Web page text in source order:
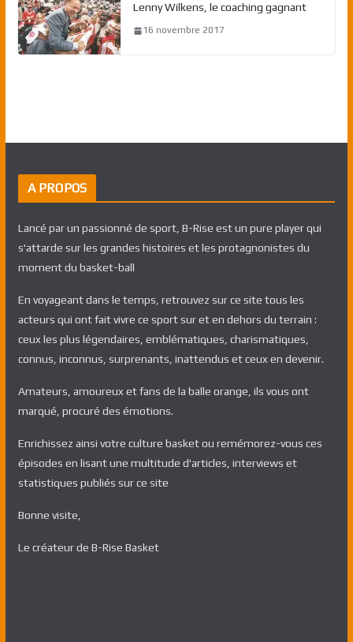
Lenny Wilkens, le coaching gagnant
16 novembre 2017
A PROPOS
Lancé par un passionné de sport, B-Rise est un pure player qui
s'attarde sur les grandes histoires et les protagnonistes du
moment du basket-ball
En voyageant dans le temps, retrouvez sur ce site tous les
acteurs qui ont fait vivre ce sport sur et en dehors du terrain :
ceux les plus légendaires, emblématiques, charismatiques,
connus, inconnus, surprenants, inattendus et ceux en devenir.
Amateurs, amoureux et fans de la balle orange, ils vous ont
marqué, procuré des émotions.
Enrichissez ainsi votre culture basket ou remémorez-vous ces
épisodes en lisant une multitude d'articles, interviews et
statistiques publiés sur ce site
Bonne visite,
Le créateur de B-Rise Basket